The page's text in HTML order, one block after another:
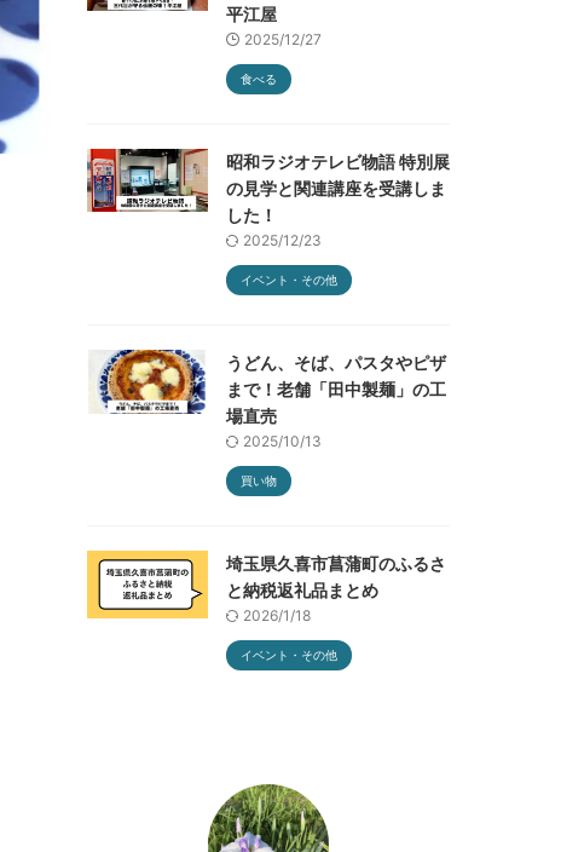
平江屋
2025/12/27
食べる
昭和ラジオテレビ物語 特別展
の見学と関連講座を受講しま
した！
2025/12/23
イベント・その他
うどん、そば、パスタやピザ
まで！老舗「田中製麺」の工
場直売
2025/10/13
買い物
埼玉県久喜市菖蒲町のふるさ
と納税返礼品まとめ
2026/1/18
イベント・その他